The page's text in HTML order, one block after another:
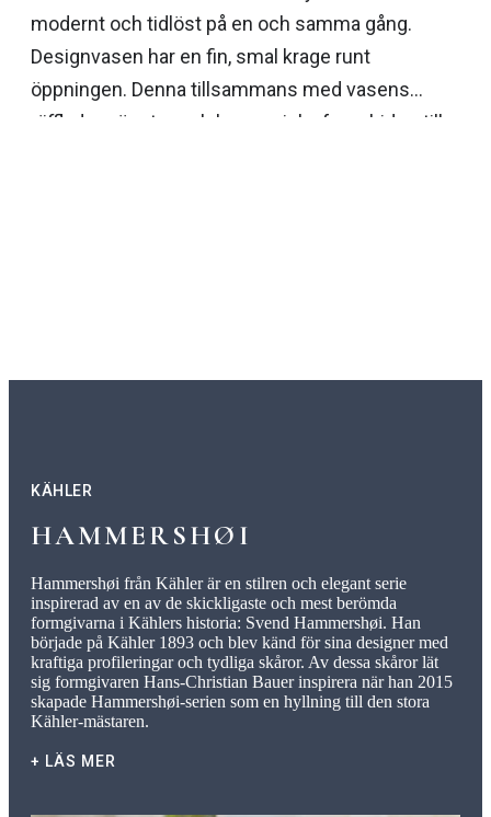
modernt och tidlöst på en och samma gång.
Designvasen har en fin, smal krage runt
öppningen. Denna tillsammans med vasens
räfflade mönster och harmoniska form bidrar till
KÄHLER
HAMMERSHØI
Hammershøi från Kähler är en stilren och elegant serie
inspirerad av en av de skickligaste och mest berömda
formgivarna i Kählers historia: Svend Hammershøi. Han
började på Kähler 1893 och blev känd för sina designer med
kraftiga profileringar och tydliga skåror. Av dessa skåror lät
sig formgivaren Hans-Christian Bauer inspirera när han 2015
skapade Hammershøi-serien som en hyllning till den stora
Kähler-mästaren.
+ LÄS MER